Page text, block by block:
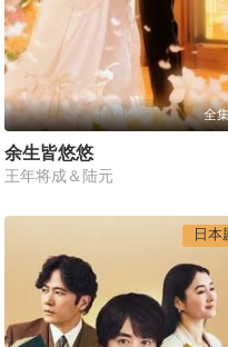
全
余生皆悠悠
王年将成＆陆元
日本